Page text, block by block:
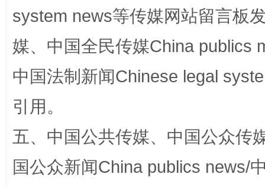
国家大学科技园优化重塑工作
system news等传媒网站留言板
媒、中国全民传媒China publics
中国法制新闻Chinese legal
引用。
五、中国公共传媒、中国公众传
国公众新闻China publics news/